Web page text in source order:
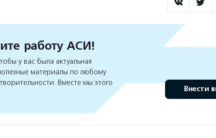
работу АСИ!
у вас была актуальная
материалы по любому
Вместе мы этого
Внести